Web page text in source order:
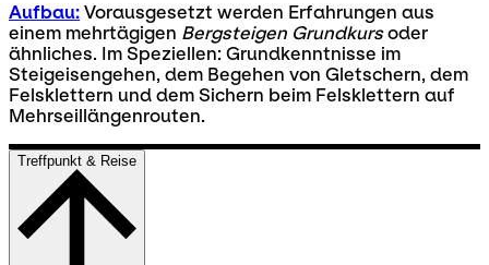
Aufbau: Vorausgesetzt werden Erfahrungen aus
einem mehrtägigen Bergsteigen Grundkursoder
ähnliches. Im Speziellen: Grundkenntnisse im
Steigeisengehen, dem Begehen von Gletschern, dem
Felsklettern und dem Sichern beim Felsklettern auf
Mehrseillängenrouten.
Treffpunkt & Reise